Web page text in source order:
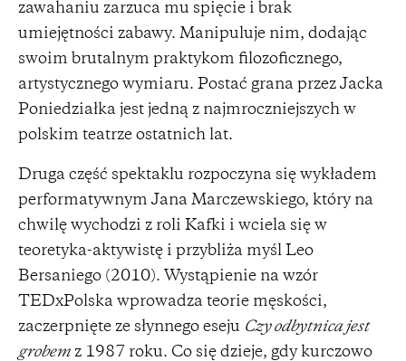
zawahaniu zarzuca mu spięcie i brak
umiejętności zabawy. Manipuluje nim, dodając
swoim brutalnym praktykom filozoficznego,
artystycznego wymiaru. Postać grana przez Jacka
Poniedziałka jest jedną z najmroczniejszych w
polskim teatrze ostatnich lat.
Druga część spektaklu rozpoczyna się wykładem
performatywnym Jana Marczewskiego, który na
chwilę wychodzi z roli Kafki i wciela się w
teoretyka-aktywistę i przybliża myśl Leo
Bersaniego (2010). Wystąpienie na wzór
TEDxPolska wprowadza teorie męskości,
zaczerpnięte ze słynnego eseju Czy odbytnica jest
grobem z 1987 roku. Co się dzieje, gdy kurczowo